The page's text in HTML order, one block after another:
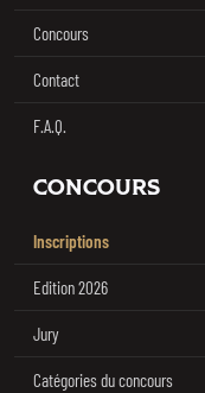
Concours
Contact
F.A.Q.
CONCOURS
Inscriptions
Edition 2026
Jury
Catégories du concours